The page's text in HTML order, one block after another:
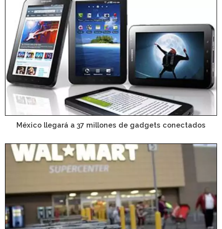
México llegará a 37 millones de gadgets conectados